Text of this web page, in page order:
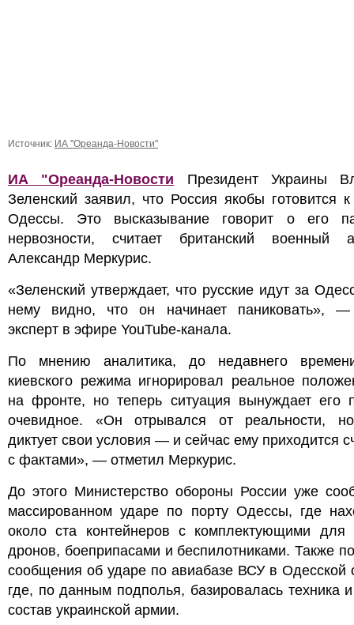
Источник: ИА "Ореанда-Новости"
ИА "Ореанда-Новости
Президент Украины
Зеленский заявил, что Россия якобы готовится к
Одессы. Это высказывание говорит о его
нервозности, считает британский военный
Александр Меркурис.
«Зеленский утверждает, что русские идут за
нему видно, что он начинает паниковать», —
эксперт в эфире YouTube-канала.
По мнению аналитика, до недавнего
киевского режима игнорировал реальное
на фронте, но теперь ситуация вынуждает его
очевидное. «Он отрывался от реальности,
диктует свои условия — и сейчас ему приходится
с фактами», — отметил Меркурис.
До этого Министерство обороны России уже
массированном ударе по порту Одессы, где
около ста контейнеров с комплектующими для
дронов, боеприпасами и беспилотниками. Также
сообщения об ударе по авиабазе ВСУ в Одесской
где, по данным подполья, базировалась техника
состав украинской армии.